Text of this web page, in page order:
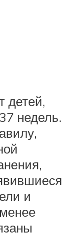
детей,
недель.
и